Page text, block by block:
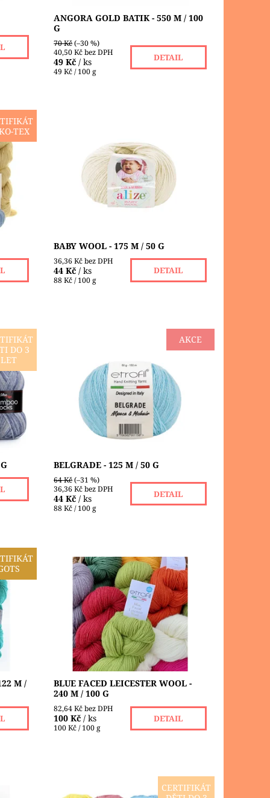
ANGORA GOLD BATIK - 550 M / 100
G
70 Kč(–30 %)
40,50 Kč bez DPH
49 Kč / ks
49 Kč / 100 g
DETAIL
TEX
Baby Wool je měkká tenčí příze firmy
Alize, vyrobena ze směsi
vlny, akrylu a bambusu. Baby Wool
příze nedráždí pokožku, a proto
vyhovuje i těm...
Dostupnost:
Skladem 6 ks
ALIZE
BABY WOOL - 175 M / 50 G
36,36 Kč bez DPH
44 Kč / ks
88 Kč / 100 g
DETAIL
DO 3
LET
příze
AKCE
Belgrade je směsová příze z alpaky,
mohéru, polyamidu a viskózy. Je to
měkká, lehká a při pletení
přirozeně...
Dostupnost:
Skladem 2 ks
Značka:
ETROFIL
BELGRADE - 125 M / 50 G
64 Kč(–31 %)
36,36 Kč bez DPH
44 Kč / ks
88 Kč / 100 g
DETAIL
je
M /
Blue Faced Leicester Wool je se 100%
obsahem vlny speciální produkt s
jemnou texturou, který díky čistému
obsahu neškodí Vaší pokožce,
nezpůsobuje...
Dostupnost:
Skladem 1 ks
Značka:
ETROFIL
BLUE FACED LEICESTER WOOL -
240 M / 100 G
82,64 Kč bez DPH
100 Kč / ks
100 Kč / 100 g
DETAIL
CERTIFIKÁT